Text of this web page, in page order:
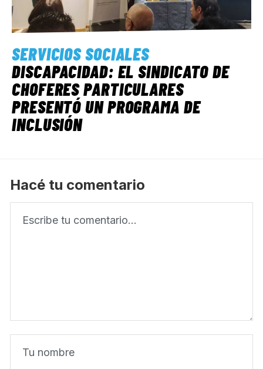
SERVICIOS SOCIALES
DISCAPACIDAD: EL SINDICATO DE
CHOFERES PARTICULARES
PRESENTÓ UN PROGRAMA DE
INCLUSIÓN
Hacé tu comentario